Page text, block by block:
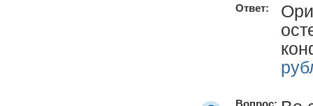
Ответ:
Вопрос: